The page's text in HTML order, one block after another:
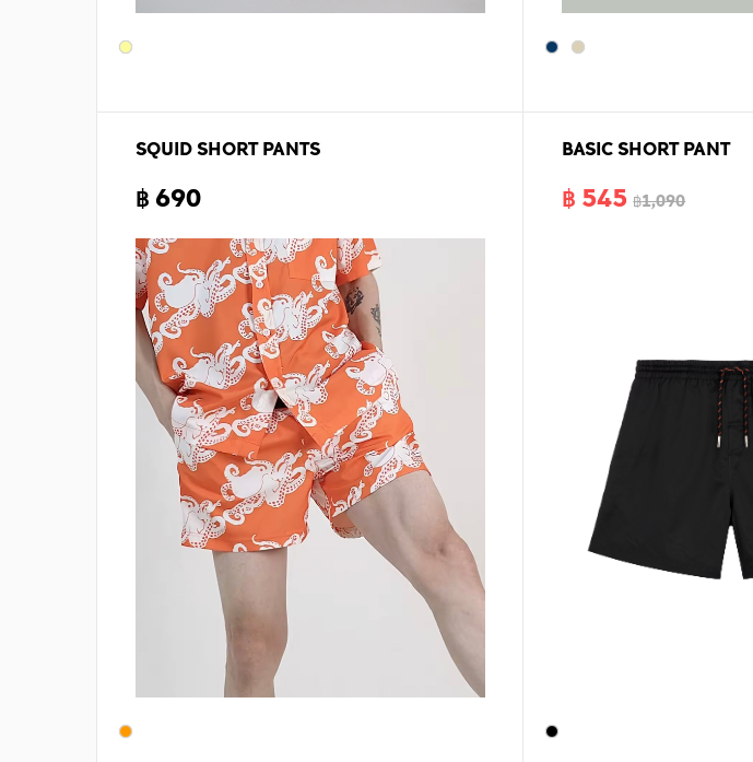
SQUID SHORT PANTS
฿ 690
BASIC SHORT PANT
฿ 545 ฿1,090